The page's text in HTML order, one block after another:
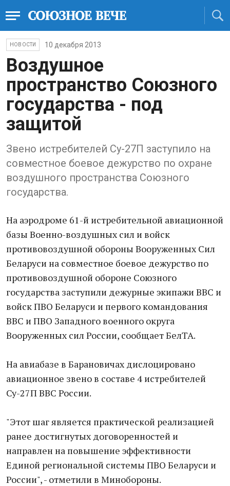
НОВОСТИ 10 декабря 2013
Воздушное
пространство Союзного
государства - под
защитой
Звено истребителей Су-27П заступило на
совместное боевое дежурство по охране
воздушного пространства Союзного
государства.
На аэродроме 61-й истребительной авиационной
базы Военно-воздушных сил и войск
противовоздушной обороны Вооруженных Сил
Беларуси на совместное боевое дежурство по
противовоздушной обороне Союзного
государства заступили дежурные экипажи ВВС и
войск ПВО Беларуси и первого командования
ВВС и ПВО Западного военного округа
Вооруженных сил России, сообщает БелТА.
На авиабазе в Барановичах дислоцировано
авиационное звено в составе 4 истребителей
Су-27П ВВС России.
"Этот шаг является практической реализацией
ранее достигнутых договоренностей и
направлен на повышение эффективности
Единой региональной системы ПВО Беларуси и
России", - отметили в Минобороны.